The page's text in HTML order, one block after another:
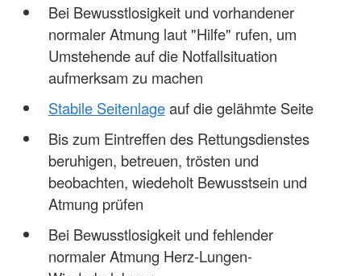
Bei Bewusstlosigkeit und vorhandener
normaler Atmung laut "Hilfe" rufen, um
Umstehende auf die Notfallsituation
aufmerksam zu machen
Stabile Seitenlageauf die gelähmte Seite
Bis zum Eintreffen des Rettungsdienstes
beruhigen, betreuen, trösten und
beobachten, wiedeholt Bewusstsein und
Atmung prüfen
Bei Bewusstlosigkeit und fehlender
normaler Atmung Herz-Lungen-